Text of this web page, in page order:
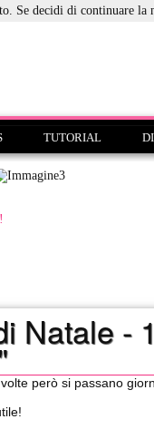
TUTORIAL
Natale -
però si passano
Se decidi di continuare la